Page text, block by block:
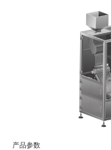
产品参数